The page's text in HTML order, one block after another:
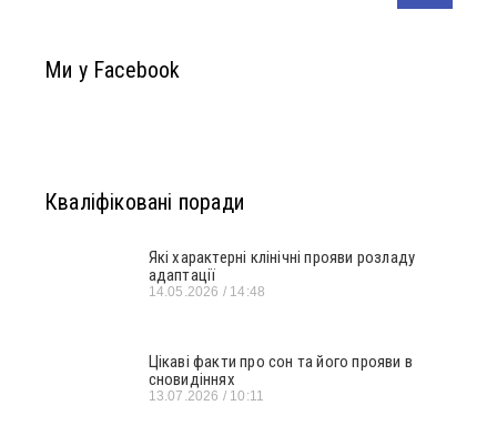
Ми у Facebook
Кваліфіковані поради
Які характерні клінічні прояви розладу
адаптації
14.05.2026 14:48
Цікаві факти про сон та його прояви в
сновидіннях
13.07.2026 10:11